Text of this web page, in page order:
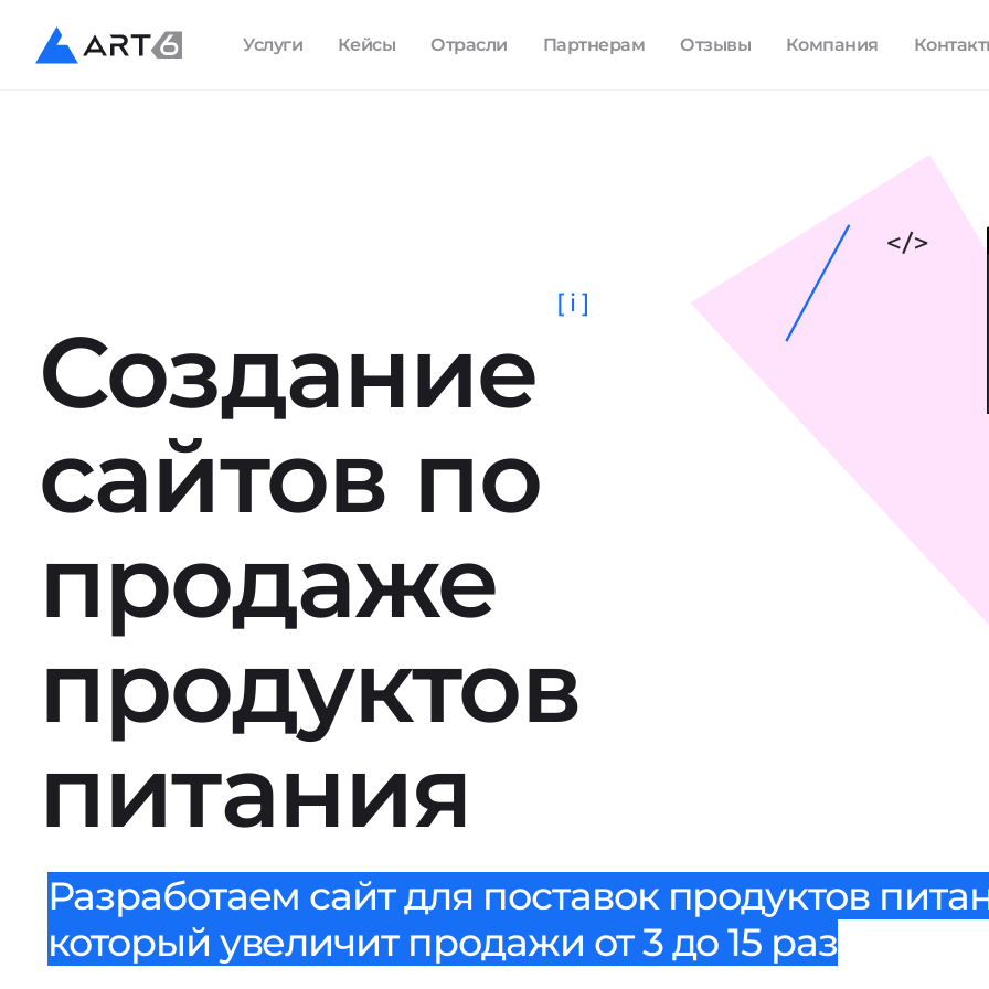
Услуги Кейсы Отрасли Партнерам Отзывы Компания
Создание
сайтов по
продаже
продуктов
питания
[ i ]
Разработаем сайт для поставок продуктов
который увеличит продажи от 3 до 15 раз